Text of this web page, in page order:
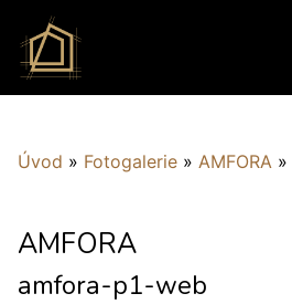
Úvod » Fotogalerie » AMFORA »
AMFORA
amfora-p1-web